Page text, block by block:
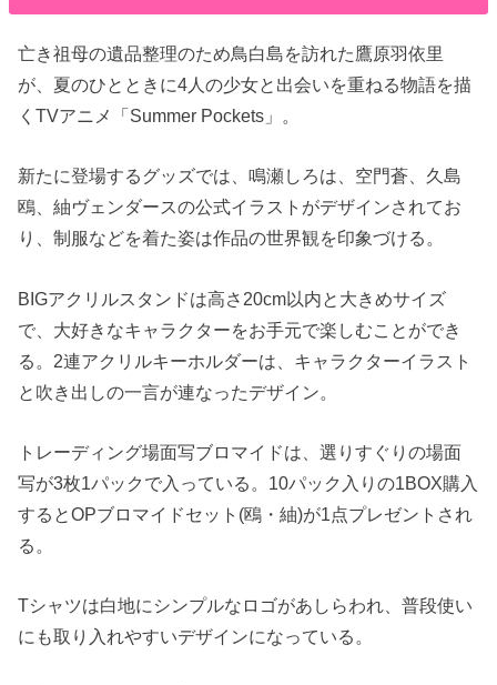
亡き祖母の遺品整理のため鳥白島を訪れた鷹原羽依里
が、夏のひとときに4人の少女と出会いを重ねる物語を描
くTVアニメ「Summer Pockets」。
新たに登場するグッズでは、鳴瀬しろは、空門蒼、久島
鴎、紬ヴェンダースの公式イラストがデザインされてお
り、制服などを着た姿は作品の世界観を印象づける。
BIGアクリルスタンドは高さ20cm以内と大きめサイズ
で、大好きなキャラクターをお手元で楽しむことができ
る。2連アクリルキーホルダーは、キャラクターイラスト
と吹き出しの一言が連なったデザイン。
トレーディング場面写ブロマイドは、選りすぐりの場面
写が3枚1パックで入っている。10パック入りの1BOX購入
するとOPブロマイドセット(鴎・紬)が1点プレゼントされ
る。
Tシャツは白地にシンプルなロゴがあしらわれ、普段使い
にも取り入れやすいデザインになっている。